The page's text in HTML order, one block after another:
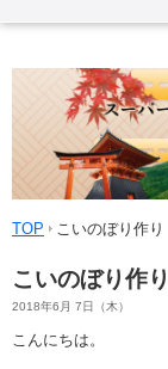
TOP こいのぼり作り
こいのぼり作り
2018年6月 7日（木）
こんにちは。